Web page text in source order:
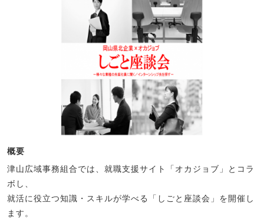
概要
津山広域事務組合では、就職支援サイト「オカジョブ」とコラ
ボし、
就活に役立つ知識・スキルが学べる「しごと座談会」を開催し
ます。